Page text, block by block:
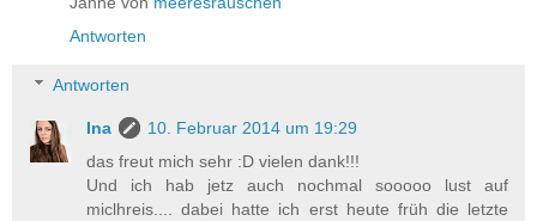
Antworten
Antworten
Ina
10. Februar 2014 um 19:29
das freut mich sehr :D vielen dank!!!
Und ich hab jetz auch nochmal sooooo lust auf
miclhreis.... dabei hatte ich erst heute früh die letzte